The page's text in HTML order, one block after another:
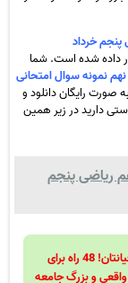
خرداد
داده شده است. شما
نمونه سوال امتحانی
صورت رایگان دانلود و
دارید در زیر همین
ریاضی پنجم
48 قانون قدرت! 48 فرمول برای تسلط کامل بر اطرافیانتان! 48 راه برای
قانون که رهبران واقعی و بزرگ جامعه